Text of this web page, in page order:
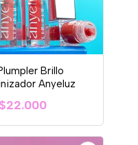
Brillo
Anyeluz
$22.000